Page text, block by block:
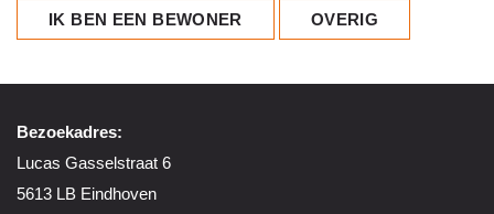
IK BEN EEN BEWONER OVERIG
Bezoekadres:
Lucas Gasselstraat 6
5613 LB Eindhoven